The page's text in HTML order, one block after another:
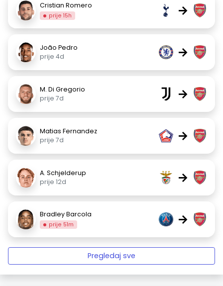
Cristian Romero
prije 15h →
João Pedro
prije 4d
→
M. Di Gregorio
prije 7d
→
Matias Fernandez
prije 7d
→
A. Schjelderup
prije 12d
→
Bradley Barcola
prije 51m →
Pregledaj sve